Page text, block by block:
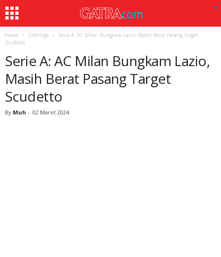
Home Olahraga
Serie A: AC Milan Bungkam Lazio, Masih Berat Pasang Target
Scudetto
Serie A: AC Milan Bungkam Lazio,
Masih Berat Pasang Target
Scudetto
By Muh - 02 Maret 2024